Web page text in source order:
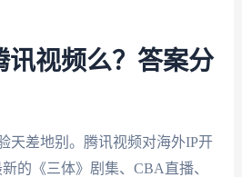
讯视频么？答案分
天差地别。腾讯视频对海外IP开
的《三体》剧集、CBA直播、